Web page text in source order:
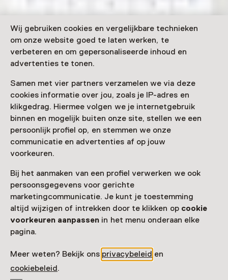
Wij gebruiken cookies en vergelijkbare technieken
om onze website goed te laten werken, te
verbeteren en om gepersonaliseerde inhoud en
advertenties te tonen.
Samen met vier partners verzamelen we via deze
cookies informatie over jou, zoals je IP-adres en
klikgedrag. Hiermee volgen we je internetgebruik
binnen en mogelijk buiten onze site, stellen we een
persoonlijk profiel op, en stemmen we onze
communicatie en advertenties af op jouw
voorkeuren.
Bij het aanmaken van een profiel verwerken we ook
persoonsgegevens voor gerichte
marketingcommunicatie. Je kunt je toestemming
altijd wijzigen of intrekken door te klikken op cookie
voorkeuren aanpassen in het menu onderaan elke
pagina.
Meer weten? Bekijk ons privacybeleid en
cookiebeleid.